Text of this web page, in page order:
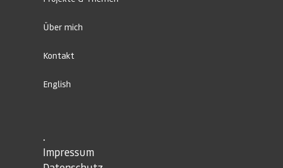
Über mich
Kontakt
English
.
Impressum